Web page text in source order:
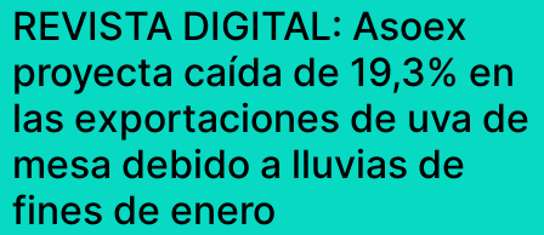
REVISTA DIGITAL: Asoex
proyecta caída de 19,3% en
las exportaciones de uva de
mesa debido a lluvias de
fines de enero